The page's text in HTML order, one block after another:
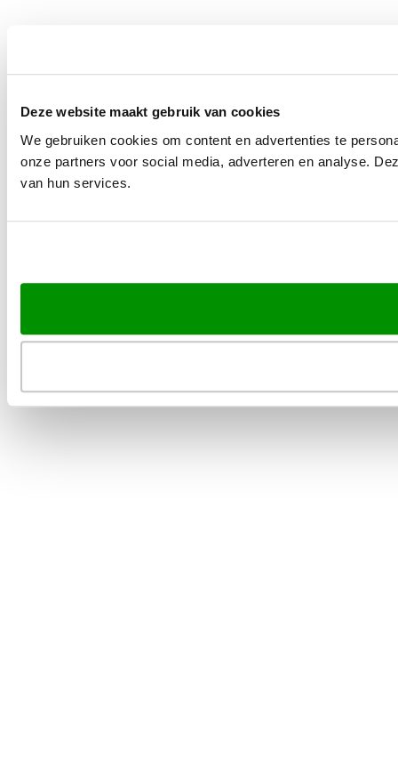
Deze website maakt gebruik van cookies
We gebruiken cookies om content en advertenties te
onze partners voor social media, adverteren en analyse.
van hun services.